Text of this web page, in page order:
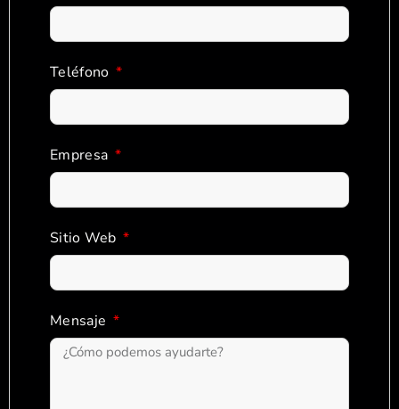
Teléfono
Empresa
Sitio Web
Mensaje